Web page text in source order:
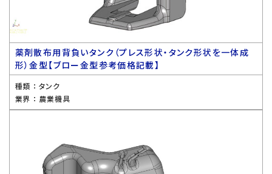
薬剤散布用背負いタンク（プレス形状・タンク形状を一体成
形）金型【ブロー金型参考価格記載】
種類 ： タンク
業界 ： 農業機具